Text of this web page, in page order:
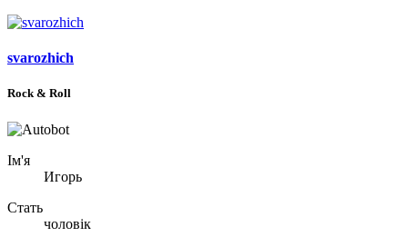
svarozhich
Rock & Roll
Ім'я
Игорь
Стать
чоловік